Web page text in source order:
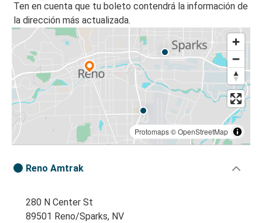
Ten en cuenta que tu boleto contendrá la información de
la dirección más actualizada.
Protomaps©OpenStreetMap
Reno Amtrak
280 N Center St
89501 Reno/Sparks, NV